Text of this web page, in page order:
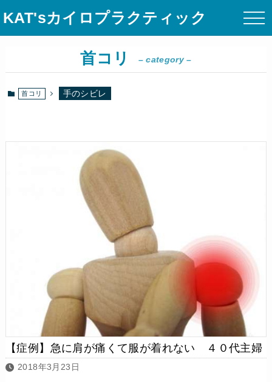
KAT'sカイロプラクティック
首コリ – category –
首コリ 手のシビレ
【症例】急に肩が痛くて服が着れない ４０代主婦
2018年3月23日